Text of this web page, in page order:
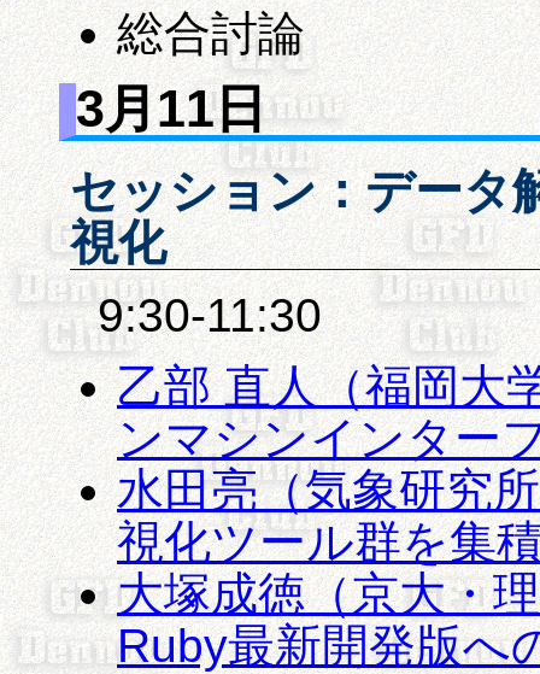
総合討論
3月11日
セッション：データ
視化
9:30-11:30
乙部 直人（福岡大
ンマシンインター
水田亮（気象研究
視化ツール群を集
大塚成徳（京大・
Ruby最新開発版へ